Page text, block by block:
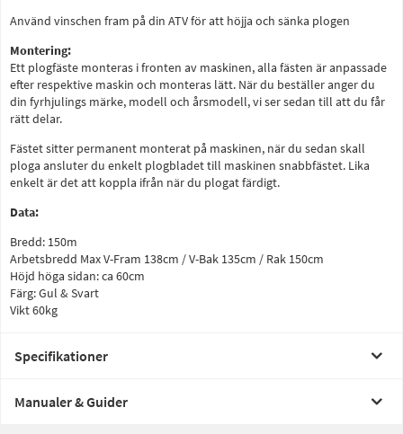
Använd vinschen fram på din ATV för att höjja och sänka plogen
Montering:
Ett plogfäste monteras i fronten av maskinen, alla fästen är anpassade
efter respektive maskin och monteras lätt. När du beställer anger du
din fyrhjulings märke, modell och årsmodell, vi ser sedan till att du får
rätt delar.
Fästet sitter permanent monterat på maskinen, när du sedan skall
ploga ansluter du enkelt plogbladet till maskinen snabbfästet. Lika
enkelt är det att koppla ifrån när du plogat färdigt.
Data:
Bredd: 150m
Arbetsbredd Max V-Fram 138cm / V-Bak 135cm / Rak 150cm
Höjd höga sidan: ca 60cm
Färg: Gul & Svart
Vikt 60kg
Specifikationer
Manualer & Guider